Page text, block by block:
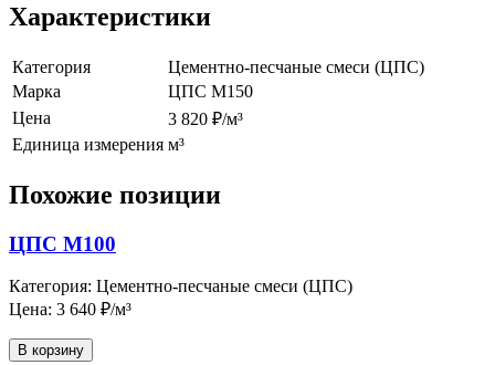
Характеристики
Категория
Цементно-песчаные смеси (ЦПС)
Марка
ЦПС М150
Цена
3 820 ₽/м³
Единица измерения м³
Похожие позиции
ЦПС М100
Категория: Цементно-песчаные смеси (ЦПС)
Цена: 3 640 ₽/м³
В корзину